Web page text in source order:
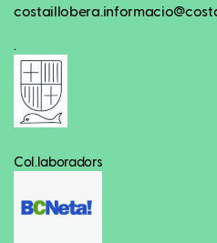
.
Col.laboradors